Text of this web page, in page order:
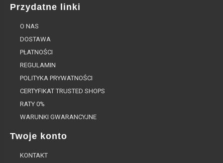
Przydatne linki
O NAS
DOSTAWA
PŁATNOŚCI
REGULAMIN
POLITYKA PRYWATNOŚCI
CERTYFIKAT TRUSTED SHOPS
RATY 0%
WARUNKI GWARANCYJNE
Twoje konto
KONTAKT